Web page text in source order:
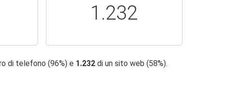
1.232
di telefono (96%) e 1.232 di un sito web (58%).